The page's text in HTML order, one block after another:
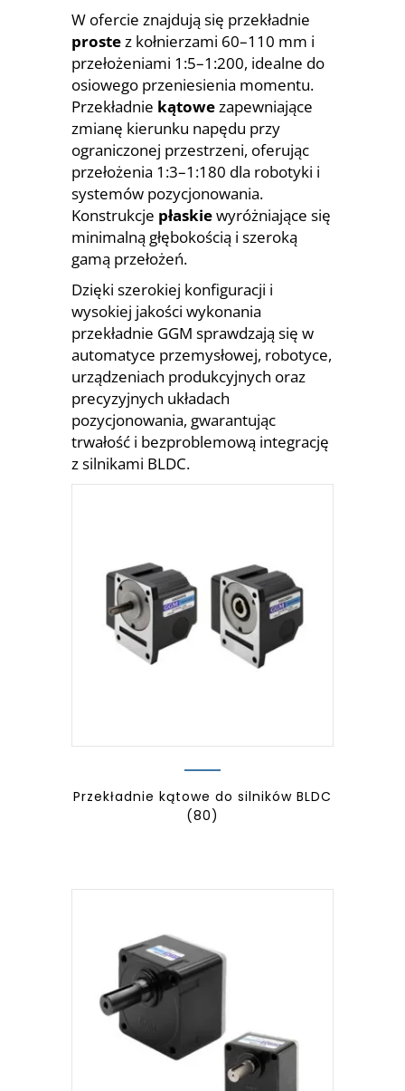
W ofercie znajdują się przekładnie
prostez kołnierzami 60–110 mm i
przełożeniami 1:5–1:200, idealne do
osiowego przeniesienia momentu.
Przekładnie kątowezapewniające
zmianę kierunku napędu przy
ograniczonej przestrzeni, oferując
przełożenia 1:3–1:180 dla robotyki i
systemów pozycjonowania.
Konstrukcje płaskiewyróżniające się
minimalną głębokością i szeroką
gamą przełożeń.
Dzięki szerokiej konfiguracji i
wysokiej jakości wykonania
przekładnie GGM sprawdzają się w
automatyce przemysłowej, robotyce,
urządzeniach produkcyjnych oraz
precyzyjnych układach
pozycjonowania, gwarantując
trwałość i bezproblemową integrację
z silnikami BLDC.
Przekładnie kątowe do silników BLDC
(80)